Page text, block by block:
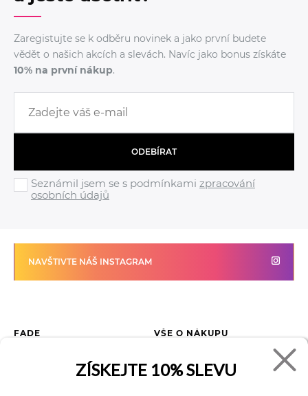
Zaregistujte se k odběru novinek a jako první budete
vědět o našich akcích a slevách. Navíc jako bonus získáte
10% na první nákup.
ODEBÍRAT
Seznámil jsem se s podmínkami zpracování
osobních údajů
NAVŠTIVTE NÁŠ INSTAGRAM
FADE
VŠE O NÁKUPU
Jak reklamovat zboží
ZÍSKEJTE 10% SLEVU